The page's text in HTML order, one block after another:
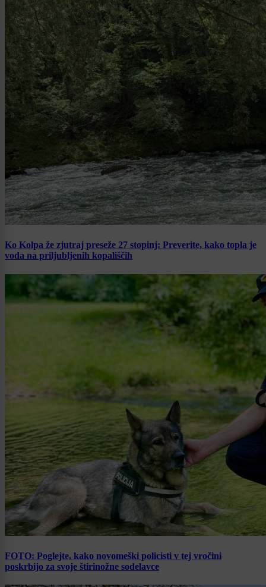
Ko Kolpa že zjutraj preseže 27 stopinj: Preverite, kako topla je
voda na priljubljenih kopališčih
FOTO: Poglejte, kako novomeški policisti v tej vročini
poskrbijo za svoje štirinožne sodelavce